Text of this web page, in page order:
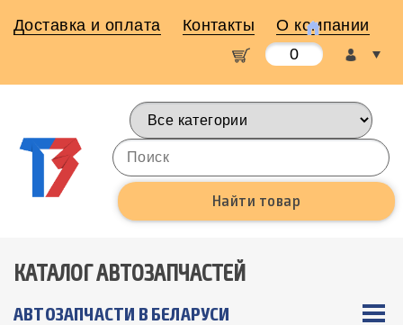
Доставка и оплата Контакты
О компании
0
КАТАЛОГ АВТОЗАПЧАСТЕЙ
АВТОЗАПЧАСТИ В БЕЛАРУСИ